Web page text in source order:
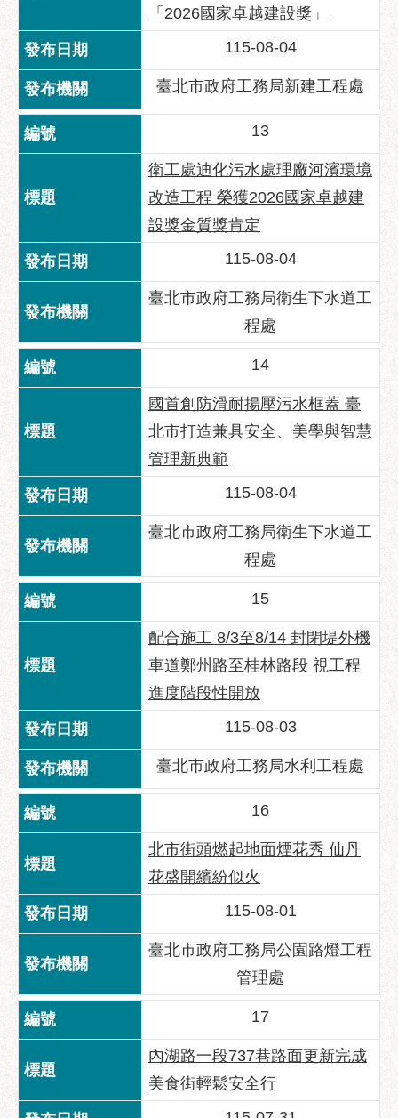
暨
所
屬
各
處
聯
絡
話
「2026國家卓越建設獎」
115-08-04
臺北市政府工務局新建工程處
13
衛工處迪化污水處理廠河濱環境
改造工程 榮獲2026國家卓越建
設獎金質獎肯定
115-08-04
臺北市政府工務局衛生下水道工
程處
14
國首創防滑耐揚壓污水框蓋 臺
北市打造兼具安全、美學與智慧
管理新典範
115-08-04
臺北市政府工務局衛生下水道工
程處
15
配合施工 8/3至8/14 封閉堤外機
車道鄭州路至桂林路段 視工程
進度階段性開放
115-08-03
臺北市政府工務局水利工程處
16
北市街頭燃起地面煙花秀 仙丹
花盛開繽紛似火
115-08-01
臺北市政府工務局公園路燈工程
管理處
17
內湖路一段737巷路面更新完成
美食街輕鬆安全行